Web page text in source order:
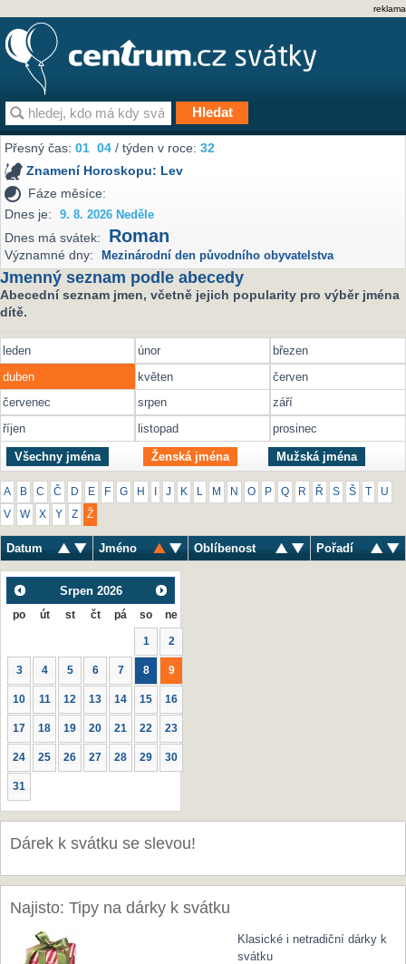
reklama
Přesný čas:01 04 / týden v roce:32
Znamení Horoskopu: Lev
Fáze měsíce:
Dnes je:
9. 8. 2026 Neděle
Dnes má svátek: Roman
Významné dny: Mezinárodní den původního obyvatelstva
Jmenný seznam podle abecedy
Abecední seznam jmen, včetně jejich popularity pro výběr jména
dítě.
leden únor
březen
duben
květen
červen
červenec
srpen
září
říjen
listopad prosinec
Všechny jména Ženská jména Mužská jména
A B C Č D E F G H J K M N O P Q R Ř S Š U
V W X Y Z Ž
Datum Jméno Oblíbenost Pořadí
Srpen 2026
po út st čt pá so ne
1 2
3 4 5 6 7 8 9
10 11 12 13 14 15 16
17 18 19 20 21 22 23
24 25 26 27 28 29 30
31
Dárek k svátku se slevou!
Najisto: Tipy na dárky k svátku
Klasické i netradiční dárky k
svátku